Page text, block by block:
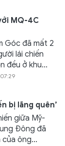
MQ-4C
Góc đã mất 2
lái chiến
đều ở khu...
bị lãng quên’
giữa Mỹ-
Đông đã
của ông...